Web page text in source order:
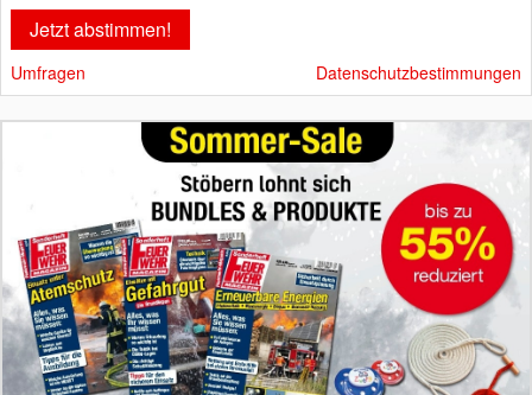
Umfragen Datenschutzbestimmungen